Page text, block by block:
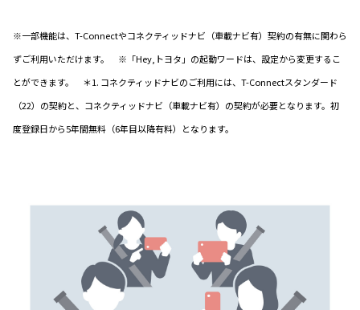
※一部機能は、T-Connectやコネクティッドナビ（車載ナビ有）契約の有無に関わら
ずご利用いただけます。 ※「Hey,トヨタ」の起動ワードは、設定から変更するこ
とができます。 ＊1. コネクティッドナビのご利用には、T-Connectスタンダード
（22）の契約と、コネクティッドナビ（車載ナビ有）の契約が必要となります。初
度登録日から5年間無料（6年目以降有料）となります。